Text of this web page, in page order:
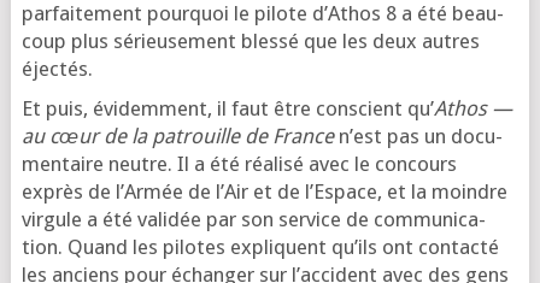
par­fai­te­ment pour­quoi le pilote d’Athos 8 a été beau­
coup plus sérieu­se­ment bles­sé que les deux autres
éjectés.
Et puis, évi­dem­ment, il faut être conscient qu’Athos —
au cœur de la patrouille de Francen’est pas un docu­
men­taire neutre. Il a été réa­li­sé avec le concours
exprès de l’Armée de l’Air et de l’Espace, et la moindre
vir­gule a été vali­dée par son ser­vice de com­mu­ni­ca­
tion. Quand les pilotes expliquent qu’ils ont contac­té
les anciens pour échan­ger sur l’ac­ci­dent avec des gens